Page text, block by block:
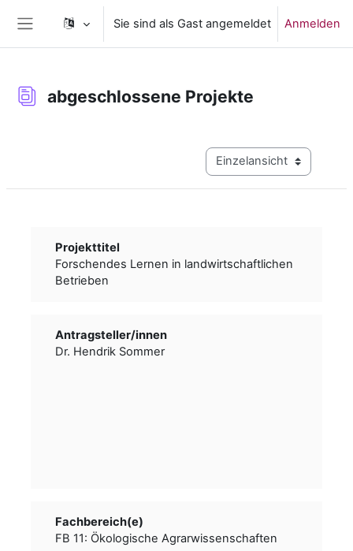
Website-Übersicht
Sie sind als Gast angemeldet Anmelden
abgeschlossene Projekte
Modus Tertiärnavigation
Projekttitel
Forschendes Lernen in landwirtschaftlichen
Betrieben
Antragsteller/­­innen
Dr. Hendrik Sommer
Fachbereich(e)
FB 11: Ökologische Agrarwissenschaften